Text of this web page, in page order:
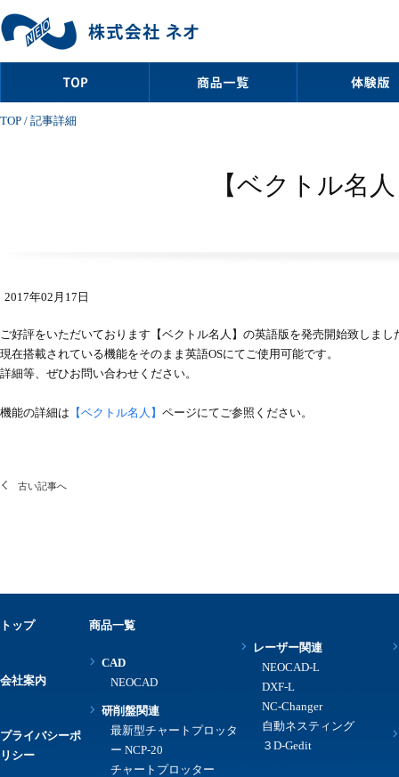
TOP / 記事詳細
【ベクトル名
2017年02月17日
ご好評をいただいております【ベクトル名人】の英語版を発売開始致しまし
現在搭載されている機能をそのまま英語OSにてご使用可能です。
詳細等、ぜひお問い合わせください。
機能の詳細は 【ベクトル名人】 ページにてご参照ください。
古い記事へ
トップ
会社案内
プライバシーポ
リシー
商品一覧
CAD
NEOCAD
研削盤関連
最新型チャートプロッタ
ー NCP-20
チャートプロッター
レーザー関連
NEOCAD-L
DXF-L
NC-Changer
自動ネスティング
３D-Gedit